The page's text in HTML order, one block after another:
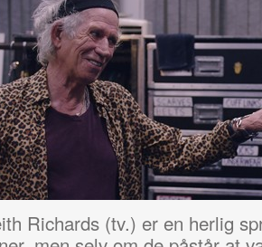
Richards (tv.) er en herlig